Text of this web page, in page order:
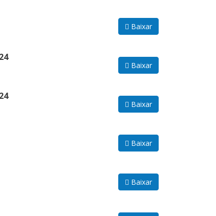
Baixar
Baixar
Baixar
Baixar
Baixar